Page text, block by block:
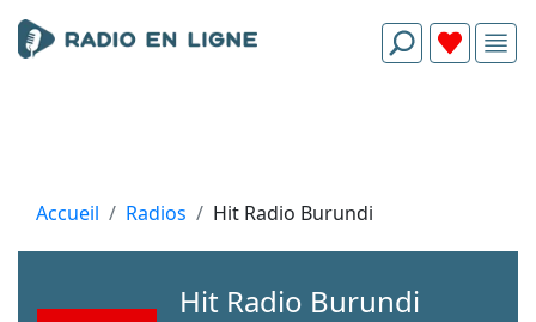
Accueil Radios Hit Radio Burundi
Hit Radio Burundi